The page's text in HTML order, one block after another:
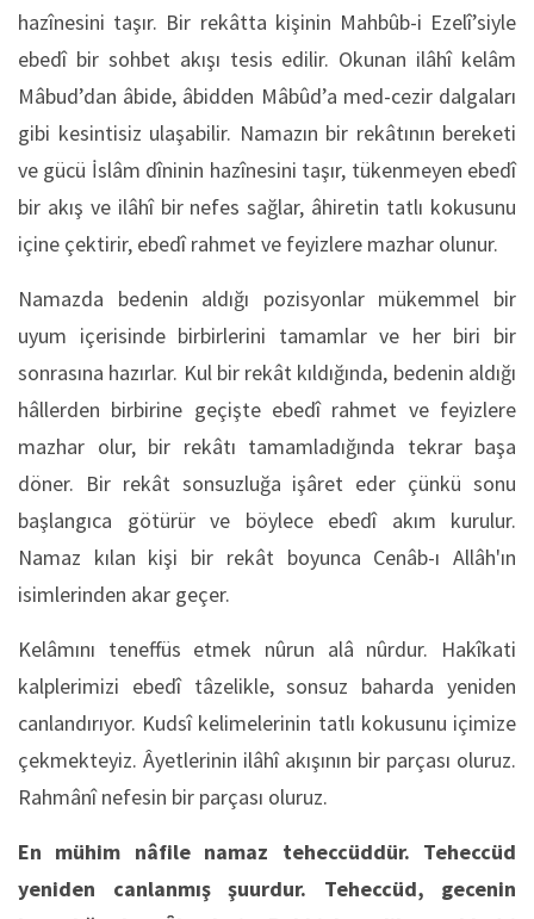
hazînesini taşır. Bir rekâtta kişinin Mahbûb-i Ezelî’siyle
ebedî bir sohbet akışı tesis edilir. Okunan ilâhî kelâm
Mâbud’dan âbide, âbidden Mâbûd’a med-cezir dalgaları
gibi kesintisiz ulaşabilir. Namazın bir rekâtının bereketi
ve gücü İslâm dîninin hazînesini taşır, tükenmeyen ebedî
bir akış ve ilâhî bir nefes sağlar, âhiretin tatlı kokusunu
içine çektirir, ebedî rahmet ve feyizlere mazhar olunur.
Namazda bedenin aldığı pozisyonlar mükemmel bir
uyum içerisinde birbirlerini tamamlar ve her biri bir
sonrasına hazırlar. Kul bir rekât kıldığında, bedenin aldığı
hâllerden birbirine geçişte ebedî rahmet ve feyizlere
mazhar olur, bir rekâtı tamamladığında tekrar başa
döner. Bir rekât sonsuzluğa işâret eder çünkü sonu
başlangıca götürür ve böylece ebedî akım kurulur.
Namaz kılan kişi bir rekât boyunca Cenâb-ı Allâh'ın
isimlerinden akar geçer.
Kelâmını teneffüs etmek nûrun alâ nûrdur. Hakîkati
kalplerimizi ebedî tâzelikle, sonsuz baharda yeniden
canlandırıyor. Kudsî kelimelerinin tatlı kokusunu içimize
çekmekteyiz. Âyetlerinin ilâhî akışının bir parçası oluruz.
Rahmânî nefesin bir parçası oluruz.
En mühim nâfile namaz teheccüddür. Teheccüd
yeniden canlanmış şuurdur. Teheccüd, gecenin